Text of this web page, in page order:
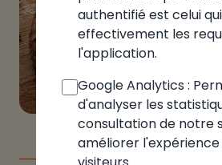
LE GUIDE
authentifié est celui
effectivement les
l'application.
Google Analytics :
d'analyser les
consultation de notre
améliorer l'expérience